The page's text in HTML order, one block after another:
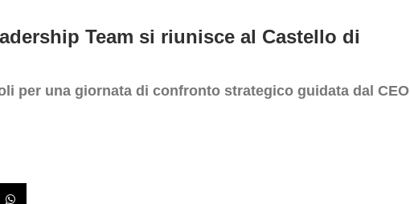
Team si riunisce al Castello di
per una giornata di confronto strategico guidata dal CEO